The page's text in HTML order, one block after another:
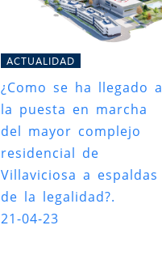
ACTUALIDAD
¿Como se ha llegado a
la puesta en marcha
del mayor complejo
residencial de
Villaviciosa a espaldas
de la legalidad?.
21-04-23